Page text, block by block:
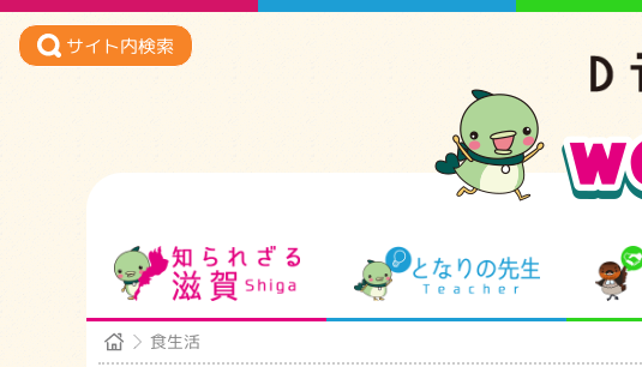
サイト内検索
知られざる滋賀 となりの先生
食生活